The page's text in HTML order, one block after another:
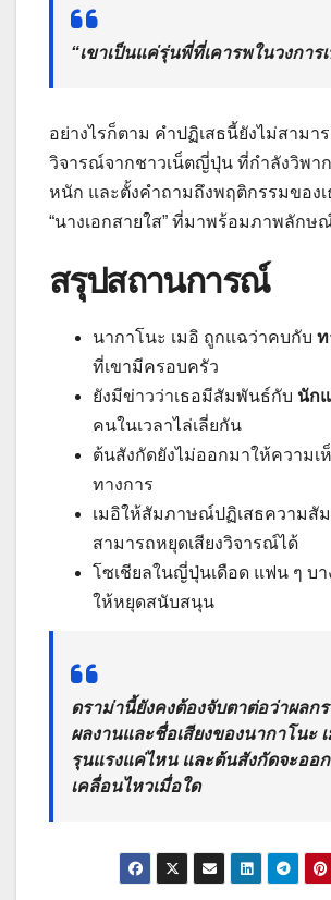
“เขาเป็นแค่รุ่นพี่ที่เคารพในวงการ
อย่างไรก็ตาม คำปฏิเสธนี้ยังไม่สามา
วิจารณ์จากชาวเน็ตญี่ปุ่น ที่กำลังวิพา
หนัก และตั้งคำถามถึงพฤติกรรมของเ
“นางเอกสายใส” ที่มาพร้อมภาพลักษ
สรุปสถานการณ์
นากาโนะ เมอิ ถูกแฉว่าคบกับ ท
ที่เขามีครอบครัว
ยังมีข่าวว่าเธอมีสัมพันธ์กับ นัก
คนในเวลาไล่เลี่ยกัน
ต้นสังกัดยังไม่ออกมาให้ความเ
ทางการ
เมอิให้สัมภาษณ์ปฏิเสธความสั
สามารถหยุดเสียงวิจารณ์ได้
โซเชียลในญี่ปุ่นเดือด แฟน ๆ บา
ให้หยุดสนับสนุน
ดราม่านี้ยังคงต้องจับตาต่อว่าผลก
ผลงานและชื่อเสียงของนากาโนะ
รุนแรงแค่ไหน และต้นสังกัดจะออ
เคลื่อนไหวเมื่อใด